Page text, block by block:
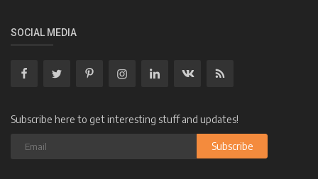
SOCIAL MEDIA
Subscribe here to get interesting stuff and updates!
Subscribe